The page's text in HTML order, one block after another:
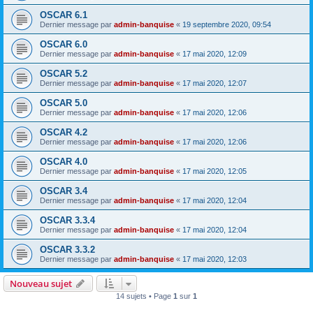
OSCAR 6.1
Dernier message par admin-banquise « 19 septembre 2020, 09:54
OSCAR 6.0
Dernier message par admin-banquise « 17 mai 2020, 12:09
OSCAR 5.2
Dernier message par admin-banquise « 17 mai 2020, 12:07
OSCAR 5.0
Dernier message par admin-banquise « 17 mai 2020, 12:06
OSCAR 4.2
Dernier message par admin-banquise « 17 mai 2020, 12:06
OSCAR 4.0
Dernier message par admin-banquise « 17 mai 2020, 12:05
OSCAR 3.4
Dernier message par admin-banquise « 17 mai 2020, 12:04
OSCAR 3.3.4
Dernier message par admin-banquise « 17 mai 2020, 12:04
OSCAR 3.3.2
Dernier message par admin-banquise « 17 mai 2020, 12:03
Nouveau sujet
14 sujets • Page 1 sur 1